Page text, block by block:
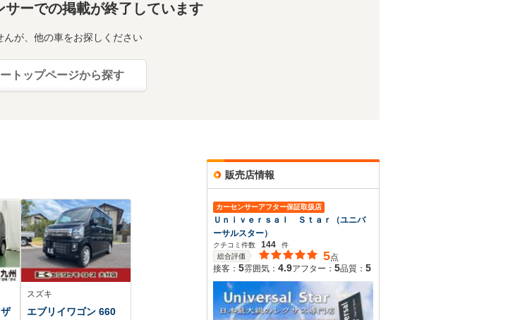
サーでの掲載が終了しています
んが、他の車をお探しください
トップページから探す
スズキ
エブリイワゴン 660
販売店情報
カーセンサーアフター保証取扱店
Ｕｎｉｖｅｒｓａｌ Ｓｔａｒ（ユニバ
ーサルスター）
クチコミ件数 144
件
総合評価
5点
接客： 5雰囲気： 4.9アフター： 5品質： 5